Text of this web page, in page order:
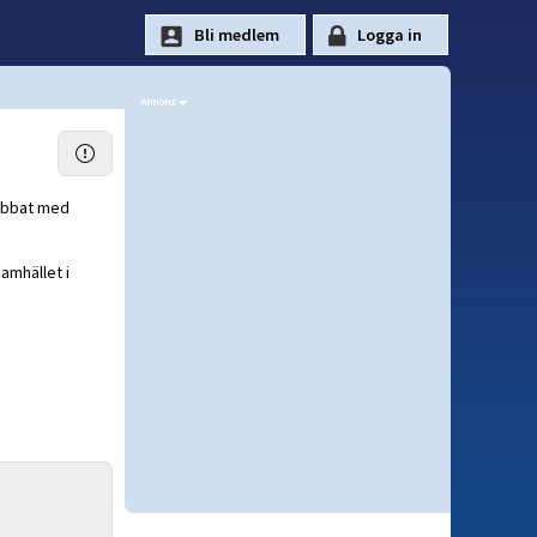
med
i